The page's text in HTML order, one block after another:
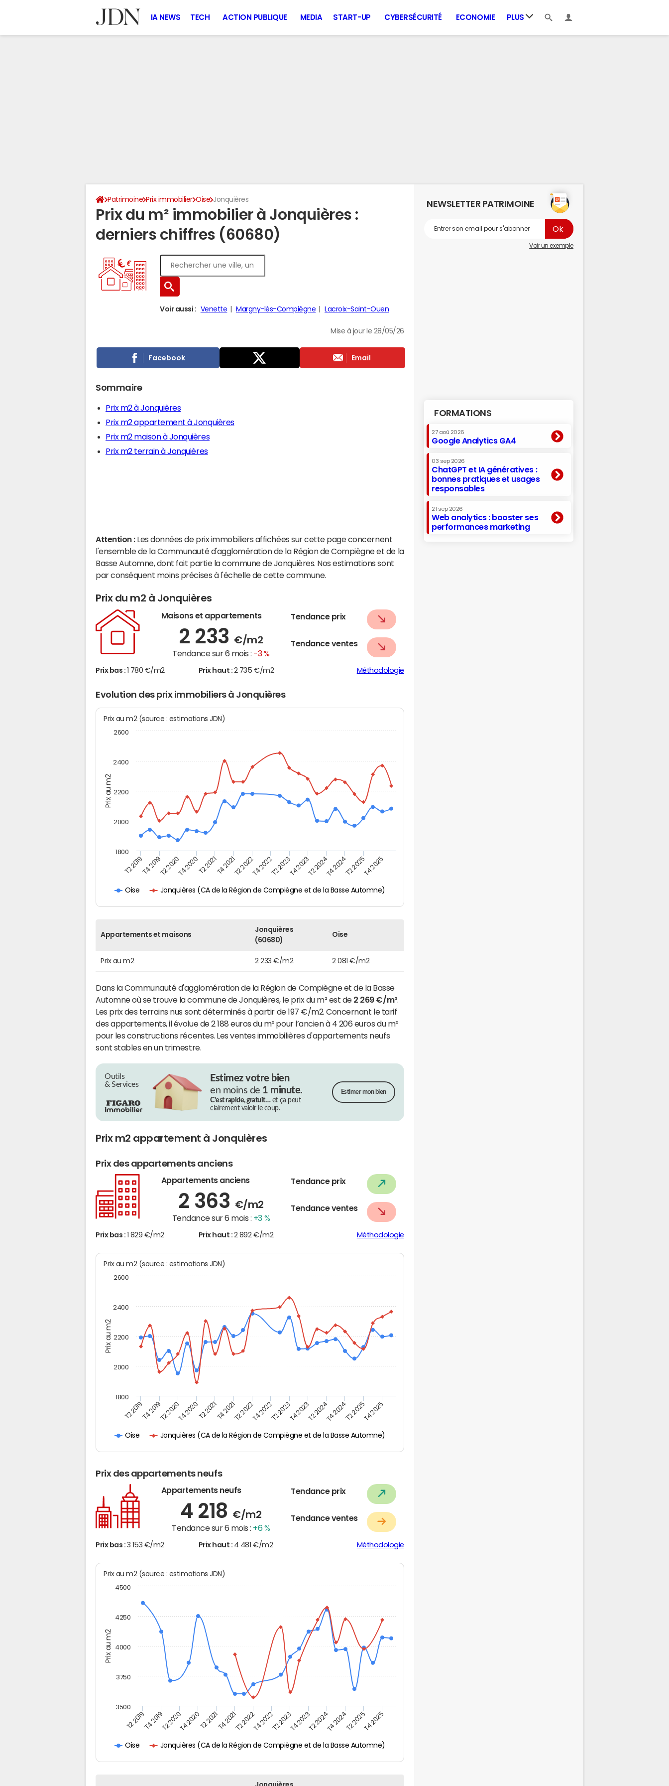
IA NEWS TECH ACTION PUBLIQUE MEDIA START-UP CYBERSÉCURITÉ ECONOMIE PLUS
Patrimoine Prix immobilier Oise Jonquières
Prix du m² immobilier à Jonquières :
derniers chiffres (60680)
Voir aussi : Venette Margny-lès-Compiègne Lacroix-Saint-Ouen
Mise à jour le 28/05/26
Facebook Email
Sommaire
Prix m2 à Jonquières
Prix m2 appartement à Jonquières
Prix m2 maison à Jonquières
Prix m2 terrain à Jonquières
Attention : Les données de prix immobiliers affichées sur cette page concernent
l'ensemble de la Communauté d'agglomération de la Région de Compiègne et de la
Basse Automne, dont fait partie la commune de Jonquières. Nos estimations sont
par conséquent moins précises à l'échelle de cette commune.
Prix du m2 à Jonquières
Maisons et appartements
2 233 €/m2
Tendance sur 6 mois : -3 %
Tendance prix
Tendance ventes
Prix bas : 1 780 €/m2 Prix haut : 2 735 €/m2 Méthodologie
Evolution des prix immobiliers à Jonquières
Prix au m2
Prix au m2 (source : estimations JDN)
Oise Jonquières (CA de la Région de Compiègne et de la Basse Automne)
T2 2019T4 2019T2 2020T4 2020T2 2021T4 2021T2 2022T4 2022T2 2023T4 2023T2 2024T4 2024T2 2025T4 2025
1800
2000
2200
2400
2600
Appartements et maisons
Jonquières
(60680)
Oise
Prix au m2 2 233 €/m2 2 081 €/m2
Dans la Communauté d'agglomération de la Région de Compiègne et de la Basse
Automne où se trouve la commune de Jonquières, le prix du m² est de 2 269 €/m².
Les prix des terrains nus sont déterminés à partir de 197 €/m2. Concernant le tarif
des appartements, il évolue de 2 188 euros du m² pour l’ancien à 4 206 euros du m²
pour les constructions récentes. Les ventes immobilières d'appartements neufs
sont stables en un trimestre.
Outils
& Services
Estimez votre bien
en moins de 1 minute.
C’est rapide, gratuit…et ça peut
clairement valoir le coup.
Estimer mon bien
Prix m2 appartement à Jonquières
Prix des appartements anciens
Appartements anciens
2 363 €/m2
Tendance sur 6 mois : +3 %
Tendance prix
Tendance ventes
Prix bas : 1 829 €/m2 Prix haut : 2 892 €/m2 Méthodologie
Prix au m2
Prix au m2 (source : estimations JDN)
Oise Jonquières (CA de la Région de Compiègne et de la Basse Automne)
T2 2019T4 2019T2 2020T4 2020T2 2021T4 2021T2 2022T4 2022T2 2023T4 2023T2 2024T4 2024T2 2025T4 2025
1800
2000
2200
2400
2600
Prix des appartements neufs
Appartements neufs
4 218 €/m2
Tendance sur 6 mois : +6 %
Tendance prix
Tendance ventes
Prix bas : 3 153 €/m2 Prix haut : 4 481 €/m2 Méthodologie
Prix au m2
Prix au m2 (source : estimations JDN)
Oise Jonquières (CA de la Région de Compiègne et de la Basse Automne)
T2 2019T4 2019T2 2020T4 2020T2 2021T4 2021T2 2022T4 2022T2 2023T4 2023T2 2024T4 2024T2 2025T4 2025
3500
3750
4000
4250
4500
Jonquières
NEWSLETTER PATRIMOINE
Voir un exemple
FORMATIONS
27 aoû 2026
Google Analytics GA4
03 sep 2026
ChatGPT et IA génératives :
bonnes pratiques et usages
responsables
21 sep 2026
Web analytics : booster ses
performances marketing